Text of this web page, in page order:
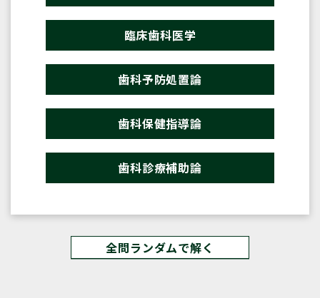
臨床歯科医学
歯科予防処置論
歯科保健指導論
歯科診療補助論
全問ランダムで解く